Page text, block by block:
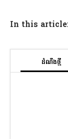
In this
ដំណឹងថ្មី